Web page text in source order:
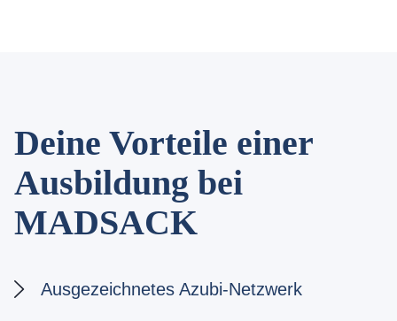
Deine Vorteile einer
Ausbildung bei
MADSACK
Ausgezeichnetes Azubi-Netzwerk